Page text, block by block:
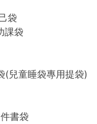
袋
課袋
(兒童睡袋專用提袋)
書袋